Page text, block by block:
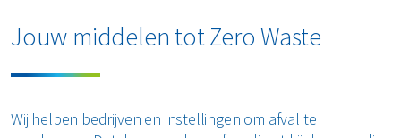
Industrie
Logistiek
Retail
Zorg
Bekijk alle branches
Papier en karton
ons
Jouw middelen tot Zero Waste
Wij helpen bedrijven en instellingen om afval te